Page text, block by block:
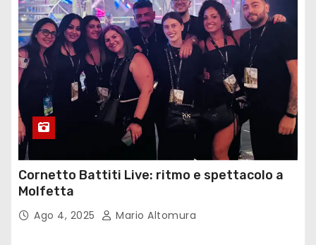
Cornetto Battiti Live: ritmo e spettacolo a
Molfetta
Ago 4, 2025 Mario Altomura